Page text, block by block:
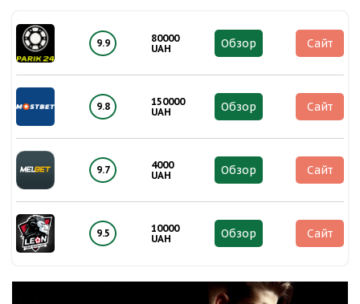
9.9
80000
UAH
Обзор Сайт
9.8
150000
UAH
Обзор Сайт
9.7
4000
UAH
Обзор Сайт
9.5
10000
UAH
Обзор Сайт